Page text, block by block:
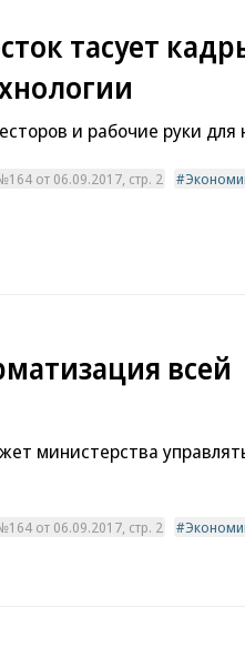
тасует
и рабочие руки для
от 06.09.2017, стр. 2
всей
министерства
от 06.09.2017, стр. 2